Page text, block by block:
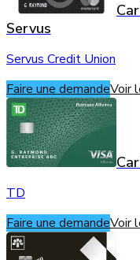
Servus
Servus Credit Union
Faire une demandeVoir
TD
Faire une demandeVoir